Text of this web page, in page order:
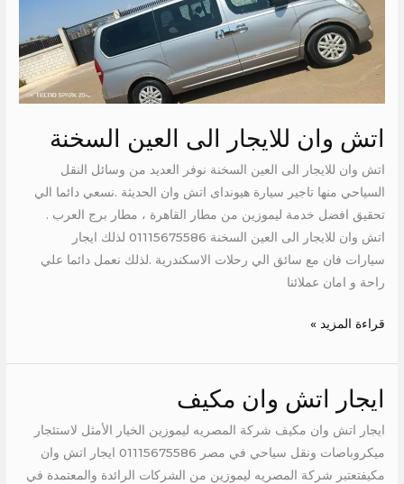
اتش وان للايجار الى العين السخنة
اتش وان للايجار الى العين السخنة نوفر العديد من وسائل النقل
السياحي منها تاجير سيارة هيونداى اتش وان الحديثة .نسعي دائما الي
تحقيق افضل خدمة ليموزين من مطار القاهرة ، مطار برج العرب .
اتش وان للايجار الى العين السخنة 01115675586 لذلك ايجار
سيارات فان مع سائق الي رحلات الاسكندرية .لذلك نعمل دائما علي
راحة و امان عملائنا
الى
العين
السخنة
قراءة المزيد »
ايجار اتش وان مكيف
ايجار اتش وان مكيف شركة المصريه ليموزين الخيار الأمثل لاستئجار
ميكروباصات ونقل سياحي في مصر 01115675586 ايجار اتش وان
مكيفتعتبر شركة المصريه ليموزين من الشركات الرائدة والمعتمدة في
ايجار
اتش
وان
مكيف